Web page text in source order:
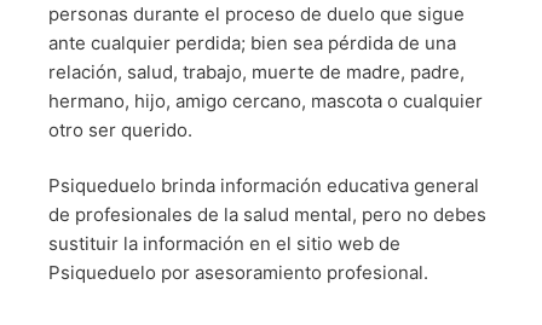
personas durante el proceso de duelo que sigue
ante cualquier perdida; bien sea pérdida de una
relación, salud, trabajo, muerte de madre, padre,
hermano, hijo, amigo cercano, mascota o cualquier
otro ser querido.
Psiqueduelo brinda información educativa general
de profesionales de la salud mental, pero no debes
sustituir la información en el sitio web de
Psiqueduelo por asesoramiento profesional.